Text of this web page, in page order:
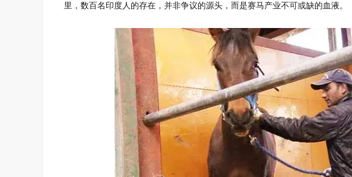
里，数百名印度人的存在，并非争议的源头，而是赛马产业不可或缺的血液。